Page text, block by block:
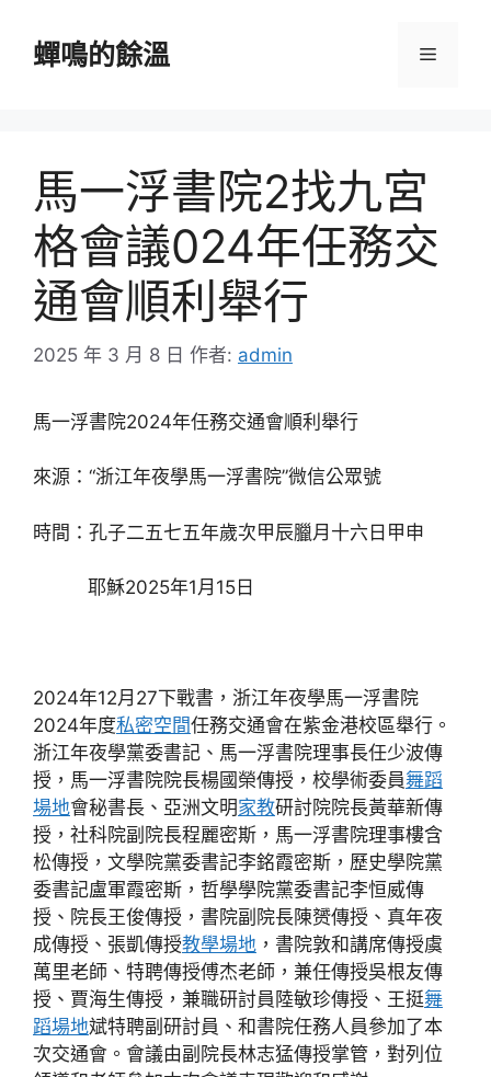
蟬鳴的餘溫 選
馬一浮書院2找九宮
格會議024年任務交
通會順利舉行
2025 年 3 月 8 日 作者: admin
馬一浮書院2024年任務交通會順利舉行
來源：“浙江年夜學馬一浮書院”微信公眾號
時間：孔子二五七五年歲次甲辰臘月十六日甲申
耶穌2025年1月15日
2024年12月27下戰書，浙江年夜學馬一浮書院
2024年度私密空間任務交通會在紫金港校區舉行。
浙江年夜學黨委書記、馬一浮書院理事長任少波傳
授，馬一浮書院院長楊國榮傳授，校學術委員舞蹈
場地會秘書長、亞洲文明家教研討院院長黃華新傳
授，社科院副院長程麗密斯，馬一浮書院理事樓含
松傳授，文學院黨委書記李銘霞密斯，歷史學院黨
委書記盧軍霞密斯，哲學學院黨委書記李恒威傳
授、院長王俊傳授，書院副院長陳赟傳授、真年夜
成傳授、張凱傳授教學場地 ，書院敦和講席傳授虞
萬里老師、特聘傳授傅杰老師，兼任傳授吳根友傳
授、賈海生傳授，兼職研討員陸敏珍傳授、王挺舞
蹈場地斌特聘副研討員、和書院任務人員參加了本
次交通會。會議由副院長林志猛傳授掌管，對列位